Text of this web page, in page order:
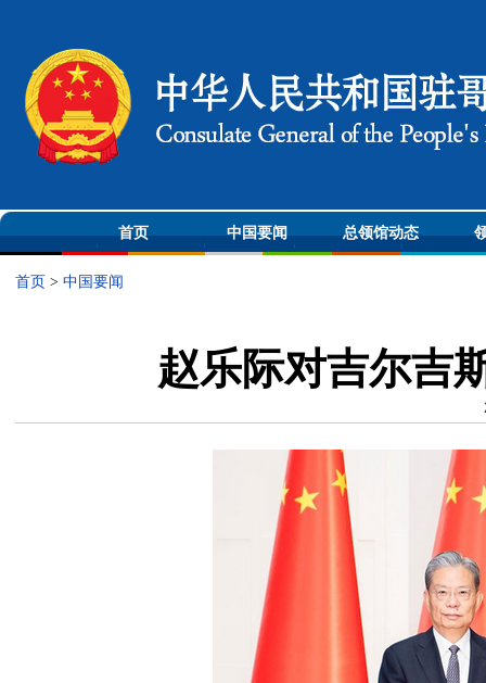
首页 中国要闻 总领馆动态
首页 > 中国要闻
赵乐际对吉尔吉